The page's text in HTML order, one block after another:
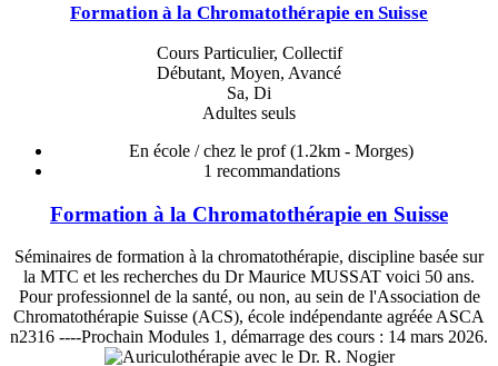
Formation à la Chromatothérapie en Suisse
Cours Particulier, Collectif
Débutant, Moyen, Avancé
Sa, Di
Adultes seuls
En école / chez le prof(1.2km - Morges)
1 recommandations
Formation à la Chromatothérapie en Suisse
Séminaires de formation à la chromatothérapie, discipline basée sur
la MTC et les recherches du Dr Maurice MUSSAT voici 50 ans.
Pour professionnel de la santé, ou non, au sein de l'Association de
Chromatothérapie Suisse (ACS), école indépendante agréée ASCA
n2316 ----Prochain Modules 1, démarrage des cours : 14 mars 2026.